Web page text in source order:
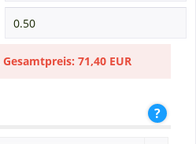
Gesamtpreis: 71,40 EUR